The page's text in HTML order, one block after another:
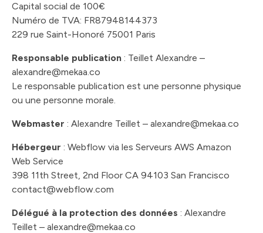
Capital social de 100€
Numéro de TVA: FR87948144373
229 rue Saint-Honoré 75001 Paris
Responsable publication : Teillet Alexandre –
alexandre@mekaa.co
Le responsable publication est une personne physique
ou une personne morale.
Webmaster : Alexandre Teillet – alexandre@mekaa.co
Hébergeur : Webflow via les Serveurs AWS Amazon
Web Service
398 11th Street, 2nd Floor CA 94103 San Francisco
contact@webflow.com
Délégué à la protection des données : Alexandre
Teillet – alexandre@mekaa.co